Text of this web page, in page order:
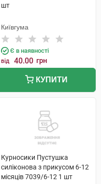
шт
Київгума
Є в наявності
від 40.00 грн
КУПИТИ
Курносики Пустушка
силіконова з прикусом 6-12
місяців 7039/6-12 1 шт